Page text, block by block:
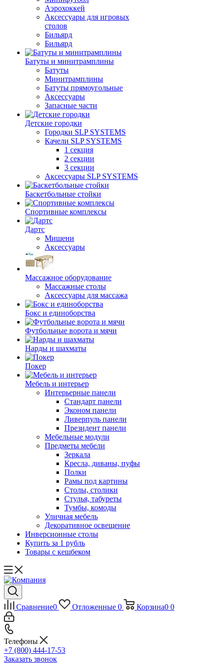
Аэрохоккей
Аксессуары для игровых
столов
Бильяpд
Бильяpд
Батуты и минитрамплины
Батуты
Минитрамплины
Батуты прямоугольные
Аксессуары
Запасные части
Детские городки
Городки SLP SYSTEMS
Качели SLP SYSTEMS
1 секция
2 секции
3 секции
Аксессуары SLP SYSTEMS
Баскетбольные стойки
Спортивные комплексы
Дартс
Мишени
Аксессуары
Массажное оборудование
Массажные столы
Аксессуары для массажа
Бокс и единоборства
Футбольные ворота и мячи
Нарды и шахматы
Покер
Мебель и интерьер
Интерьерные панели
Стандарт панели
Эконом панели
Ливерпуль панели
Президент панели
Мебельные модули
Предметы мебели
Зеркала
Кресла, диваны, пуфы
Полки
Рамы под картины
Столы, столики
Стулья, табуреты
Тумбы, комоды
Уличная мебель
Декоративное освещение
Инверсионные столы
Купить за 1 рубль
Товары с кешбеком
Сравнение0 Отложенные 0 Корзина0 0
Телефоны
+7 (800) 444-17-53
Заказать звонок